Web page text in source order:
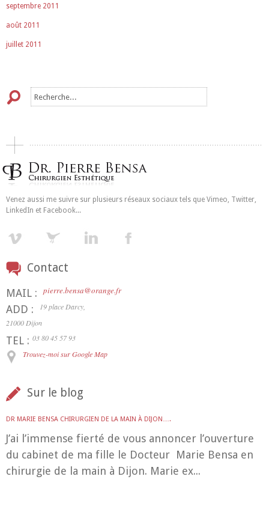
septembre 2011
août 2011
juillet 2011
Venez aussi me suivre sur plusieurs réseaux sociaux tels que Vimeo, Twitter,
LinkedIn et Facebook...
Contact
MAIL :pierre.bensa@orange.fr
ADD :
19 place Darcy,
21000 Dijon
TEL : 03 80 45 57 93
Trouvez-moi sur Google Map
Sur le blog
DR MARIE BENSA CHIRURGIEN DE LA MAIN À DIJON….
J’ai l’immense fierté de vous annoncer l’ouverture
du cabinet de ma fille le Docteur Marie Bensa en
chirurgie de la main à Dijon. Marie ex...